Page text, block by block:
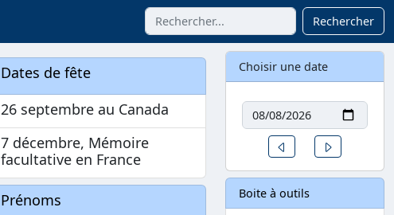
Rechercher
Dates de fête
26 septembre au Canada
7 décembre, Mémoire
facultative en France
Prénoms
Choisir une date
Date
Un jour avant
Boite à outils